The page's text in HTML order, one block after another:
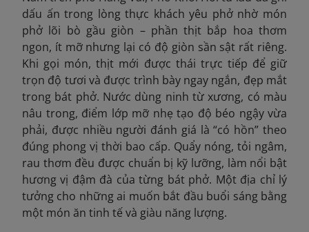
dấu ấn trong lòng thực khách yêu phở nhờ món
phở lõi bò gầu giòn – phần thịt bắp hoa thơm
ngon, ít mỡ nhưng lại có độ giòn sần sật rất riêng.
Khi gọi món, thịt mới được thái trực tiếp để giữ
trọn độ tươi và được trình bày ngay ngắn, đẹp mắt
trong bát phở. Nước dùng ninh từ xương, có màu
nâu trong, điểm lớp mỡ nhẹ tạo độ béo ngậy vừa
phải, được nhiều người đánh giá là “có hồn” theo
đúng phong vị thời bao cấp. Quẩy nóng, tỏi ngâm,
rau thơm đều được chuẩn bị kỹ lưỡng, làm nổi bật
hương vị đậm đà của từng bát phở. Một địa chỉ lý
tưởng cho những ai muốn bắt đầu buổi sáng bằng
một món ăn tinh tế và giàu năng lượng.